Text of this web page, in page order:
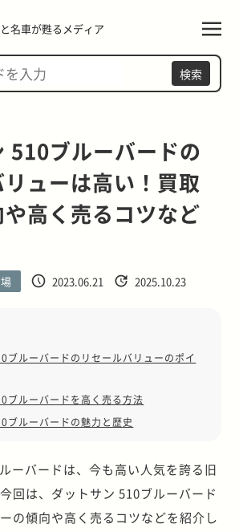
名車が甦るメディア
検索
510ブルーバードの
リューは高い！買取
高く売るコツなど
2023.06.21 2025.10.23
ブルーバードのリセールバリューのポイ
ブルーバードを高く売る方法
ブルーバードの魅力と歴史
ーバードは、今も高い人気を誇る旧
回は、ダットサン 510ブルーバード
の傾向や高く売るコツなどを紹介し